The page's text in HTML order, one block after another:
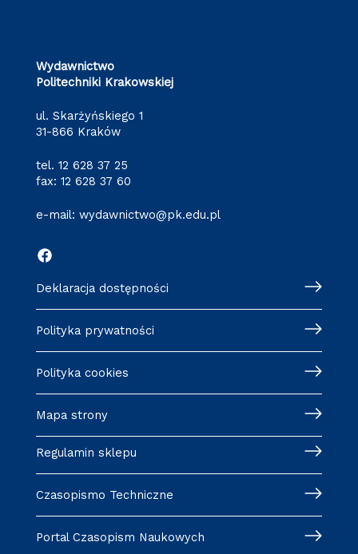
Wydawnictwo
Politechniki Krakowskiej
ul. Skarżyńskiego 1
31-866 Kraków
tel. 12 628 37 25
fax: 12 628 37 60
e-mail: wydawnictwo@pk.edu.pl
Deklaracja dostępności
Polityka prywatności
Polityka cookies
Mapa strony
Regulamin sklepu
Czasopismo Techniczne
Portal Czasopism Naukowych